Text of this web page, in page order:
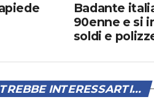
Badante
90enne e si
soldi e
INTERESSARTI...